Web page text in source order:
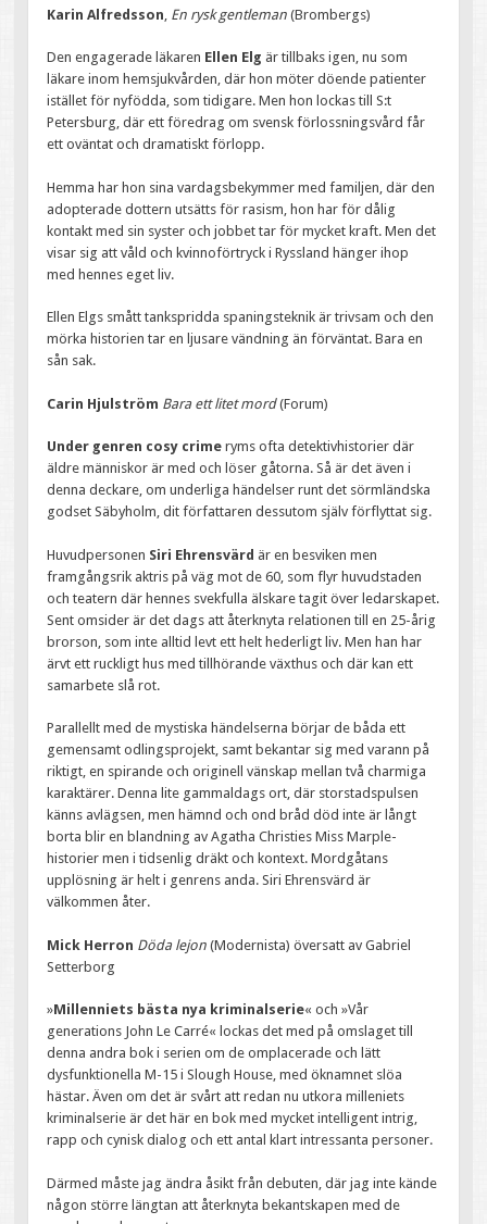
Karin Alfredsson En rysk gentleman (Brombergs)
Den engagerade läkaren Ellen Elg är tillbaks igen, nu som
läkare inom hemsjukvården, där hon möter döende patienter
istället för nyfödda, som tidigare. Men hon lockas till S:t
Petersburg, där ett föredrag om svensk förlossningsvård får
ett oväntat och dramatiskt förlopp.
Hemma har hon sina vardagsbekymmer med familjen, där den
adopterade dottern utsätts för rasism, hon har för dålig
kontakt med sin syster och jobbet tar för mycket kraft. Men det
visar sig att våld och kvinnoförtryck i Ryssland hänger ihop
med hennes eget liv.
Ellen Elgs smått tankspridda spaningsteknik är trivsam och den
mörka historien tar en ljusare vändning än förväntat. Bara en
sån sak.
Carin Hjulström Bara ett litet mord(Forum)
Under genren cosy crimeryms ofta detektivhistorier där
äldre människor är med och löser gåtorna. Så är det även i
denna deckare, om underliga händelser runt det sörmländska
godset Säbyholm, dit författaren dessutom själv förflyttat sig.
Huvudpersonen Siri Ehrensvärd är en besviken men
framgångsrik aktris på väg mot de 60, som flyr huvudstaden
och teatern där hennes svekfulla älskare tagit över ledarskapet.
Sent omsider är det dags att återknyta relationen till en 25-årig
brorson, som inte alltid levt ett helt hederligt liv. Men han har
ärvt ett ruckligt hus med tillhörande växthus och där kan ett
samarbete slå rot.
Parallellt med de mystiska händelserna börjar de båda ett
gemensamt odlingsprojekt, samt bekantar sig med varann på
riktigt, en spirande och originell vänskap mellan två charmiga
karaktärer. Denna lite gammaldags ort, där storstadspulsen
känns avlägsen, men hämnd och ond bråd död inte är långt
borta blir en blandning av Agatha Christies Miss Marple-
historier men i tidsenlig dräkt och kontext. Mordgåtans
upplösning är helt i genrens anda. Siri Ehrensvärd är
välkommen åter.
Mick Herron Döda lejon (Modernista) översatt av Gabriel
Setterborg
»Millenniets bästa nya kriminalserie« och »Vår
generations John Le Carré« lockas det med på omslaget till
denna andra bok i serien om de omplacerade och lätt
dysfunktionella M-15 i Slough House, med öknamnet slöa
hästar. Även om det är svårt att redan nu utkora milleniets
kriminalserie är det här en bok med mycket intelligent intrig,
rapp och cynisk dialog och ett antal klart intressanta personer.
Därmed måste jag ändra åsikt från debuten, där jag inte kände
någon större längtan att återknyta bekantskapen med de